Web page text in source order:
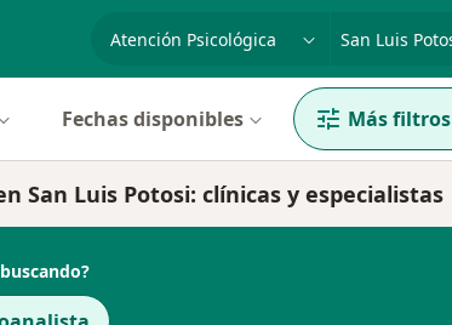
especialidad, enfermedad o nombre
Fechas disponibles Más filtros
San Luis Potosi: clínicas y especialistas